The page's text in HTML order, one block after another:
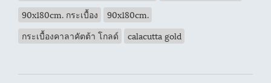
90x180cm. กระเบื้อง
90x180cm.
กระเบื้องคาลาคัตต้า โกลด์
calacutta gold